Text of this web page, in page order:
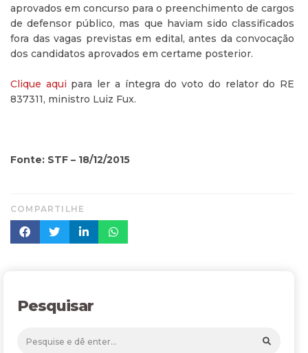
aprovados em concurso para o preenchimento de cargos
de defensor público, mas que haviam sido classificados
fora das vagas previstas em edital, antes da convocação
dos candidatos aprovados em certame posterior.
Clique aqui para ler a íntegra do voto do relator do RE
837311, ministro Luiz Fux.
Fonte: STF – 18/12/2015
COMPARTILHE
Pesquisar